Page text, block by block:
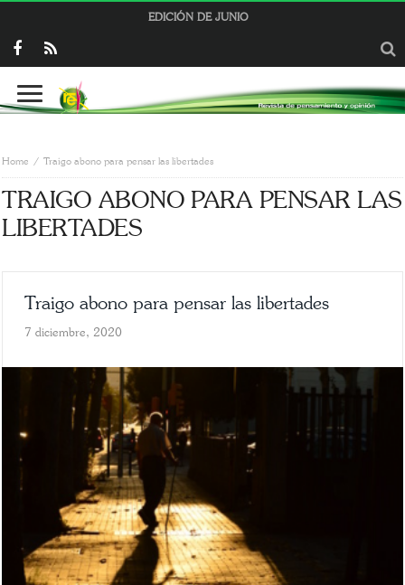
EDICIÓN DE JUNIO
Home Traigo abono para pensar las libertades
TRAIGO ABONO PARA PENSAR LAS
LIBERTADES
Traigo abono para pensar las libertades
7 diciembre, 2020